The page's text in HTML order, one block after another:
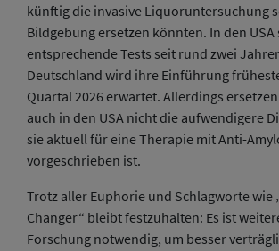
künftig die invasive Liquoruntersuchung
Bildgebung ersetzen könnten. In den USA
entsprechende Tests seit rund zwei
Deutschland wird ihre Einführung
Quartal 2026 erwartet. Allerdings
auch in den USA nicht die aufwendigere
sie aktuell für eine Therapie mit Anti-
vorgeschrieben ist.
Trotz aller Euphorie und Schlagworte wie
Changer“ bleibt festzuhalten: Es ist
Forschung notwendig, um besser